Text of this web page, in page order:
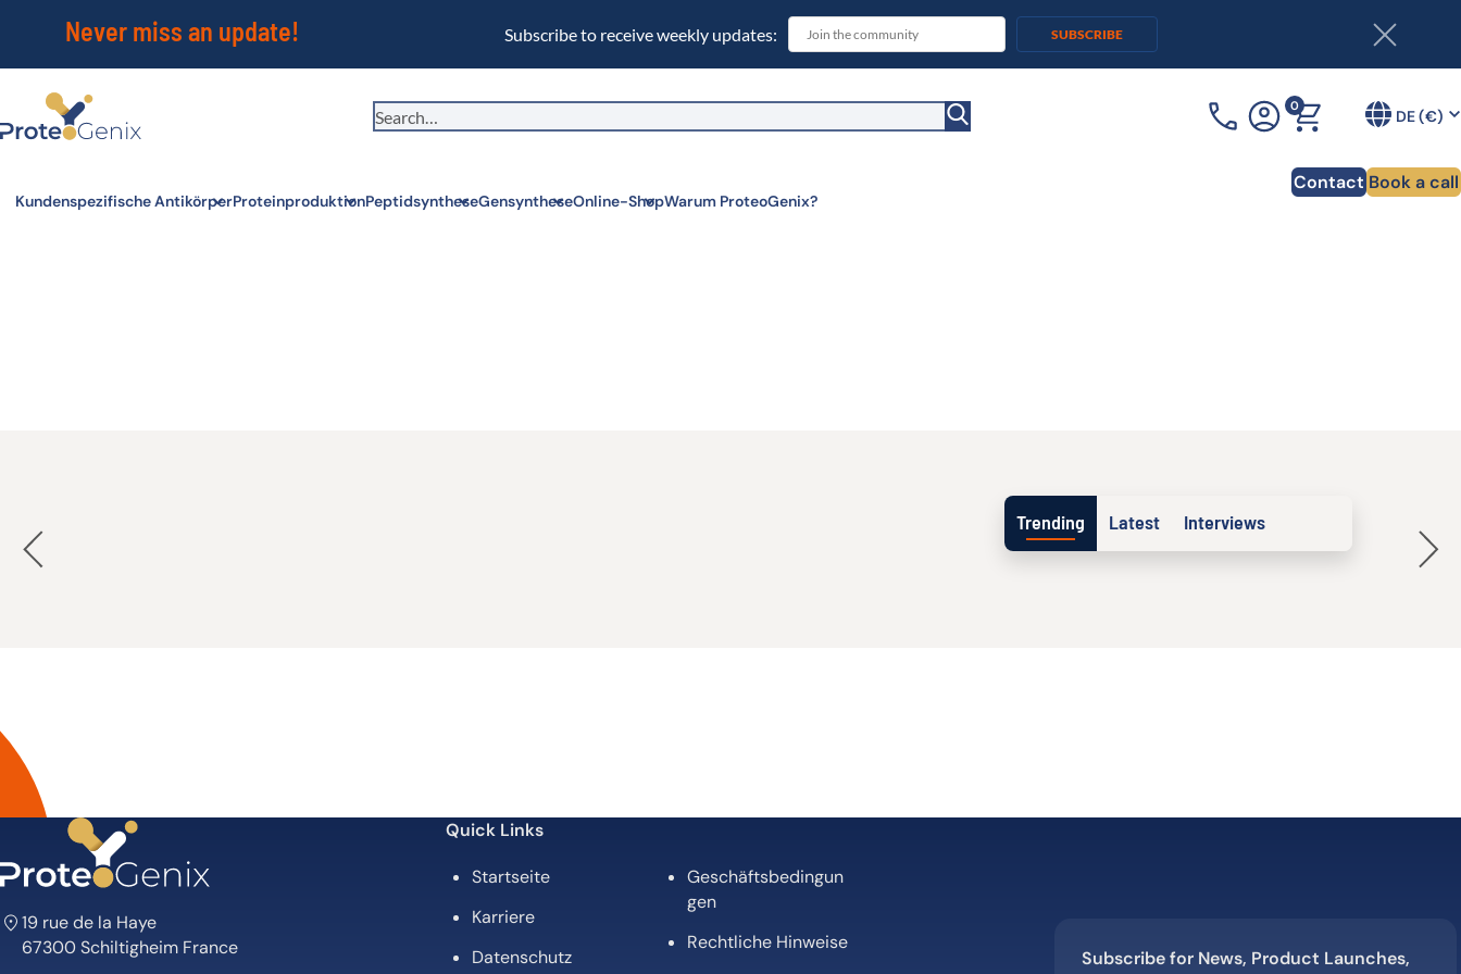
Never miss an update! Subscribe to receive weekly updates: SUBSCRIBE
local pricing and tax details in USD.
Close
+33 (0)3 90 20 54 70
0
DE (€)
Kundenspezifische AntikörperProteinproduktionPeptidsyntheseGensyntheseOnline-ShopWarum ProteoGenix?
Contact Book a call
Tools – Proteogenix
Trending Latest Interviews
19 rue de la Haye
67300 Schiltigheim France
Quick Links
Startseite
Karriere
Datenschutz
Geschäftsbedingun
gen
Rechtliche Hinweise
Subscribe for News, Product Launches,